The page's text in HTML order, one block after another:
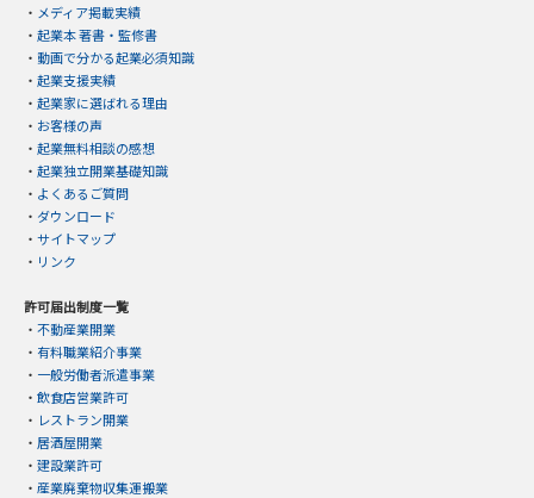
・ メディア掲載実績
・ 起業本 著書・監修書
・ 動画で分かる起業必須知識
・ 起業支援実績
・ 起業家に選ばれる理由
・ お客様の声
・ 起業無料相談の感想
・ 起業独立開業基礎知識
・ よくあるご質問
・ ダウンロード
・ サイトマップ
・ リンク
許可届出制度一覧
・ 不動産業開業
・ 有料職業紹介事業
・ 一般労働者派遣事業
・ 飲食店営業許可
・ レストラン開業
・ 居酒屋開業
・ 建設業許可
・ 産業廃棄物収集運搬業